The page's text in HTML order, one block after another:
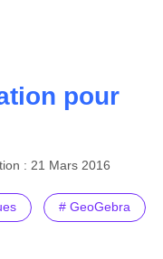
pour
: 21 Mars 2016
# GeoGebra